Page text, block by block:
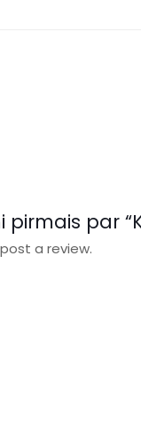
pirmais par
a review.